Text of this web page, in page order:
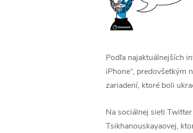
Podľa najaktuálnejších
iPhone“, predovšetkým
zariadení, ktoré boli
Na sociálnej sieti
Tsikhanouskayaovej,